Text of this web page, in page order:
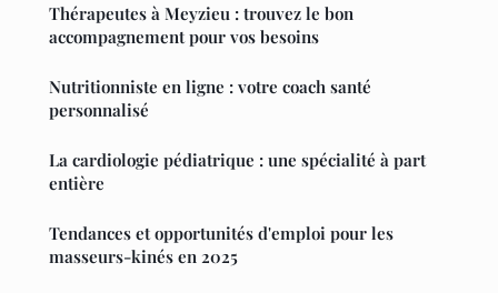
Thérapeutes à Meyzieu : trouvez le bon
accompagnement pour vos besoins
Nutritionniste en ligne : votre coach santé
personnalisé
La cardiologie pédiatrique : une spécialité à part
entière
Tendances et opportunités d'emploi pour les
masseurs-kinés en 2025